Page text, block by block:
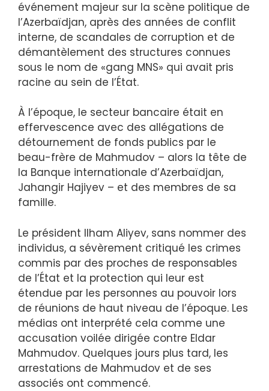
événement majeur sur la scène politique de
l’Azerbaïdjan, après des années de conflit
interne, de scandales de corruption et de
démantèlement des structures connues
sous le nom de «gang MNS» qui avait pris
racine au sein de l’État.
À l’époque, le secteur bancaire était en
effervescence avec des allégations de
détournement de fonds publics par le
beau-frère de Mahmudov – alors la tête de
la Banque internationale d’Azerbaïdjan,
Jahangir Hajiyev – et des membres de sa
famille.
Le président Ilham Aliyev, sans nommer des
individus, a sévèrement critiqué les crimes
commis par des proches de responsables
de l’État et la protection qui leur est
étendue par les personnes au pouvoir lors
de réunions de haut niveau de l’époque. Les
médias ont interprété cela comme une
accusation voilée dirigée contre Eldar
Mahmudov. Quelques jours plus tard, les
arrestations de Mahmudov et de ses
associés ont commencé.